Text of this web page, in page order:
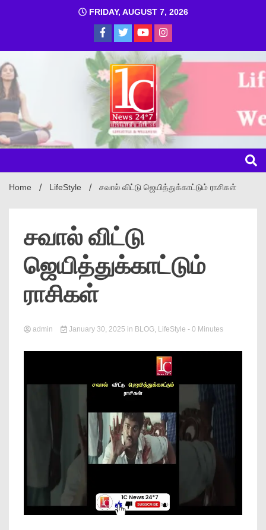
FRIDAY, AUGUST 7, 2026
1C
News
Online
Home LifeStyle சவால் விட்டு ஜெயித்துக்காட்டும் ராசிகள்
சவால் விட்டு
ஜெயித்துக்காட்டும்
ராசிகள்
admin January 30, 2025 in BLOG, LifeStyle - 0 Minutes